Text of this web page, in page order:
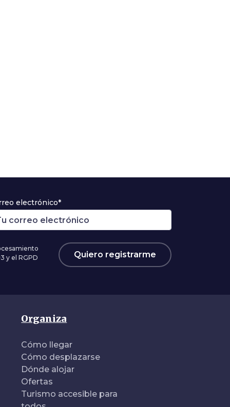
electrónico*
y el RGPD
Quiero registrarme
Organiza
Cómo llegar
Cómo desplazarse
Dónde alojar
Ofertas
Turismo accesible para